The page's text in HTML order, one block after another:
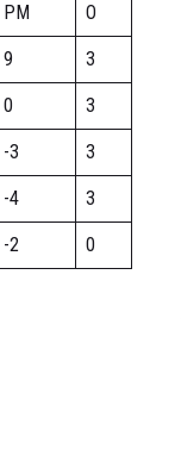
РМ О
9 3
0 3
-3 3
-4 3
-2 0